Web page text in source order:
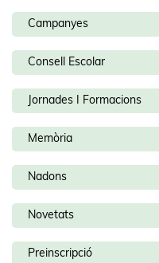
Campanyes
Consell Escolar
Jornades I Formacions
Memòria
Nadons
Novetats
Preinscripció